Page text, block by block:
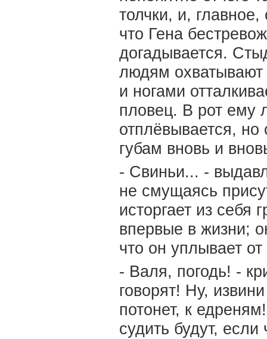
толчки, и,
что Гена
догадывается.
людям
и ногами
пловец. В рот ему
отплёвывается, но
губам вновь и
- Свиньи... -
не смущаясь
исторгает из себя
впервые в жизни;
что он уплывает
- Валя, погодь! -
говорят! Ну,
потонет, к
судить будут, если